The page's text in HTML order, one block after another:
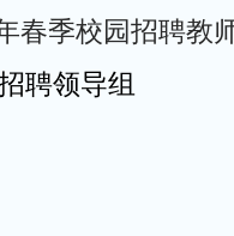
春季校园招聘教
聘领导组